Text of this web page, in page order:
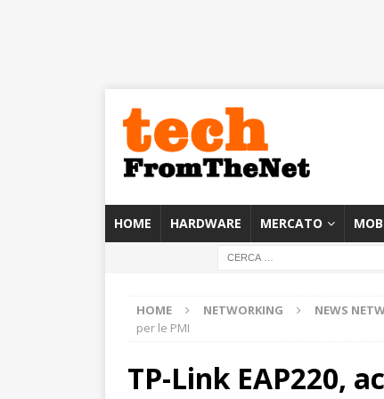
HOME HARDWARE MERCATO
HOME NETWORKING NEWS
per le PMI
TP-Link EAP220,